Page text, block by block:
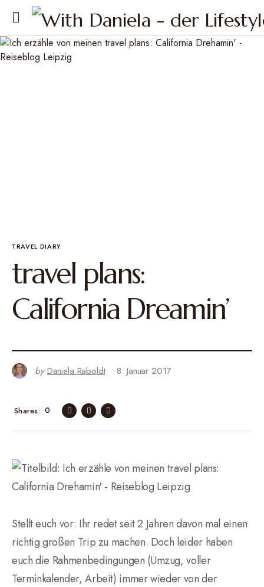
TRAVEL DIARY
travel plans:
California Dreamin’
by Daniela Raboldt 8. Januar 2017
0
Shares
Stellt euch vor: Ihr redet seit 2 Jahren davon mal einen
richtig großen Trip zu machen. Doch leider haben
euch die Rahmenbedingungen (Umzug, voller
Terminkalender, Arbeit) immer wieder von der